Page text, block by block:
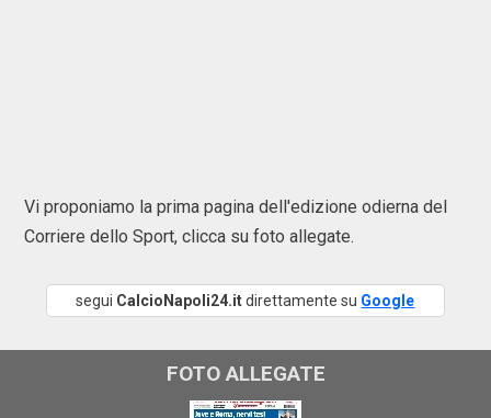
Vi proponiamo la prima pagina dell'edizione odierna del
Corriere dello Sport, clicca su foto allegate.
segui CalcioNapoli24.itdirettamente su Google
FOTO ALLEGATE